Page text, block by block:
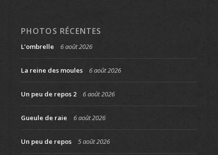
PHOTOS RÉCENTES
L’ombrelle 6 août 2026
La reine des moules 6 août 2026
Un peu de repos 2 6 août 2026
Gueule de raie 6 août 2026
Un peu de repos 5 août 2026